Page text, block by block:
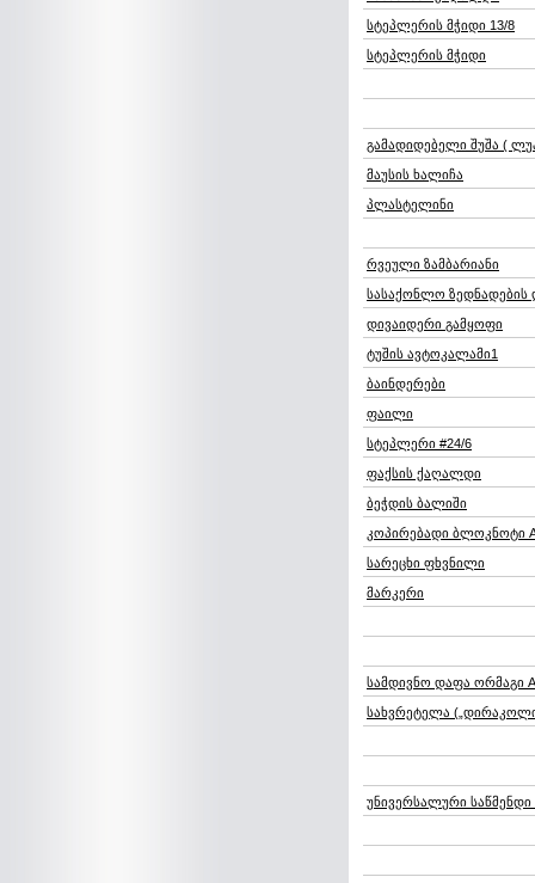
სტეპლერის მჭიდი 13/8
სტეპლერის მჭიდი
გამადიდებელი შუშა (
მაუსის ხალიჩა
პლასტელინი
რვეული ზამბარიანი
სასაქონლო ზედნადების
დივაიდერი გამყოფი
ტუშის ავტოკალამი1
ბაინდერები
ფაილი
სტეპლერი #24/6
ფაქსის ქაღალდი
ბეჭდის ბალიში
კოპირებადი ბლოკნოტი
სარეცხი ფხვნილი
მარკერი
სამდივნო დაფა ორმაგი
სახვრეტელა
უნივერსალური საწმენდი